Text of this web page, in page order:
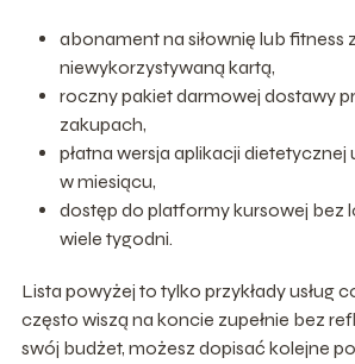
abonament na siłownię lub fitness z
niewykorzystywaną kartą,
roczny pakiet darmowej dostawy
zakupach,
płatna wersja aplikacji dietetycznej
w miesiącu,
dostęp do platformy kursowej bez
wiele tygodni.
Lista powyżej to tylko przykłady usług
często wiszą na koncie zupełnie bez
swój budżet, możesz dopisać kolejne